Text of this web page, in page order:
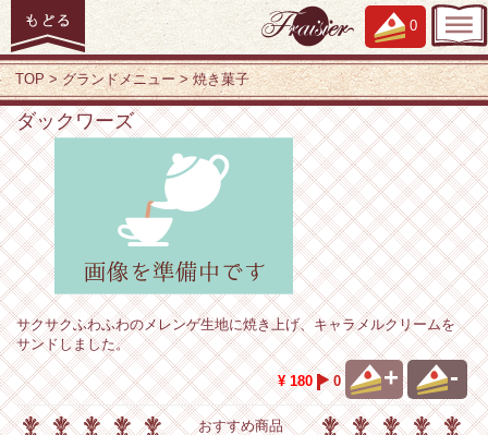
0
TOP グランドメニュー 焼き菓子
ダックワーズ
サクサクふわふわのメレンゲ生地に焼き上げ、キャラメルクリームを
サンドしました。
¥ 180 0 + -
おすすめ商品